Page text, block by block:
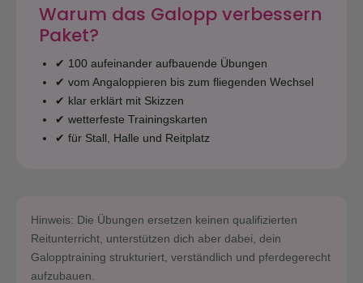
Warum das Galopp verbessern
Paket?
✔ 100 aufeinander aufbauende Übungen
✔ vom Angaloppieren bis zum fliegenden Wechsel
✔ klar erklärt mit Skizzen
✔ wetterfeste Trainingskarten
✔ für Stall, Halle und Reitplatz
Hinweis: Die Übungen ersetzen keinen qualifizierten
Reitunterricht, unterstützen dich aber dabei, dein
Galopptraining strukturiert, verständlich und pferdegerecht
aufzubauen.